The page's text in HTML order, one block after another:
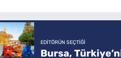
EDITÖRÜN SEÇTIĞI
Bursa,